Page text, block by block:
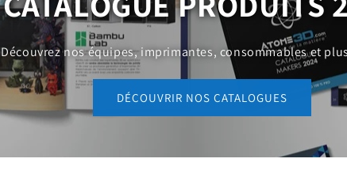
Découvrez nos équipes, imprimantes, consommables et
DÉCOUVRIR NOS CATALOGUES